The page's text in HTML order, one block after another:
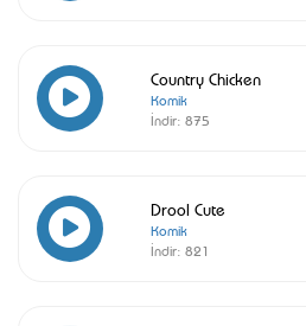
Country Chicken
Komik
İndir: 875
Drool Cute
Komik
İndir: 821